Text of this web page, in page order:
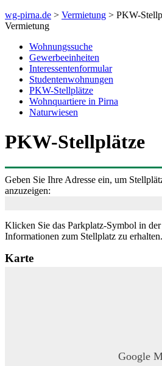
wg-pirna.de > Vermietung > PKW-
Vermietung
Wohnungssuche
Gewerbeeinheiten
Interessentenformular
Studentenwohnungen
PKW-Stellplätze
Wohnquartiere in Pirna
Naturwiesen
PKW-Stellplätze
Geben Sie Ihre Adresse ein, um
anzuzeigen:
Klicken Sie das Parkplatz-Symbol in
Informationen zum Stellplatz zu erhalten.
Karte
Google